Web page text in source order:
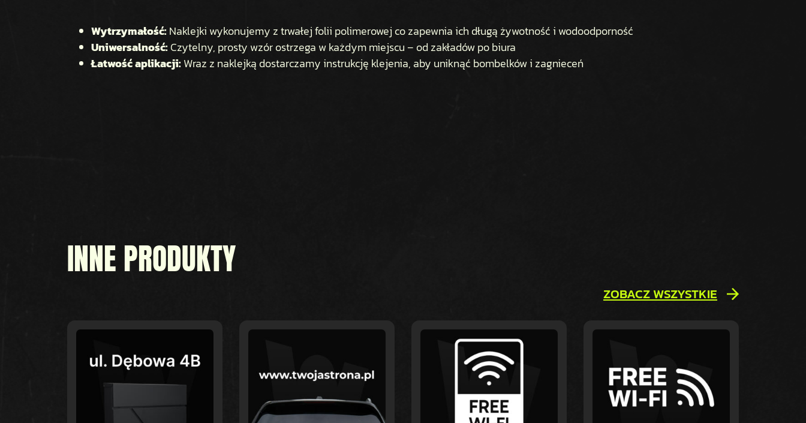
Wytrzymałość:Naklejki wykonujemy z trwałej folii polimerowej co zapewnia ich długą żywotność i wodoodporność
Uniwersalność:Czytelny, prosty wzór ostrzega w każdym miejscu – od zakładów po biura
Łatwość aplikacji: Wraz z naklejką dostarczamy instrukcję klejenia, aby uniknąć bombelków i zagnieceń
INNE PRODUKTY
ZOBACZ WSZYSTKIE